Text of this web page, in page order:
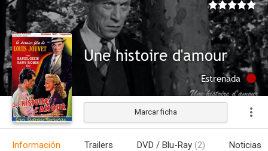
Une histoire d'amour
Estrenada
Marcar ficha
Información Trailers DVD / Blu-Ray (2) Noticias